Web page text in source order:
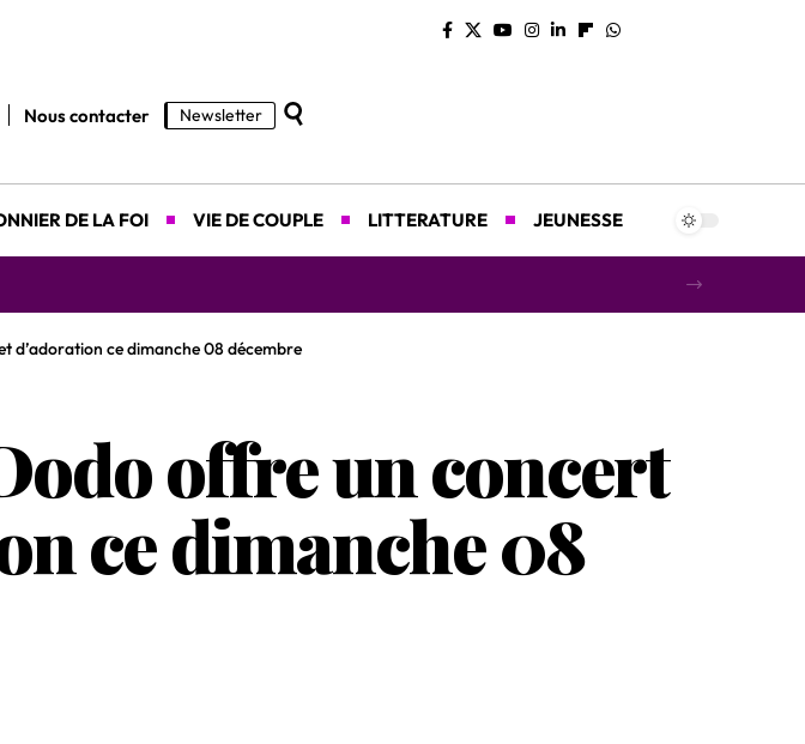
Nous contacter Newsletter
DE LA FOI VIE DE COUPLE LITTERATURE JEUNESSE
prochain à Abidjan pour un concert caritatif au profit des orphelins
d’adoration ce dimanche 08 décembre
offre un concert
ce dimanche 08